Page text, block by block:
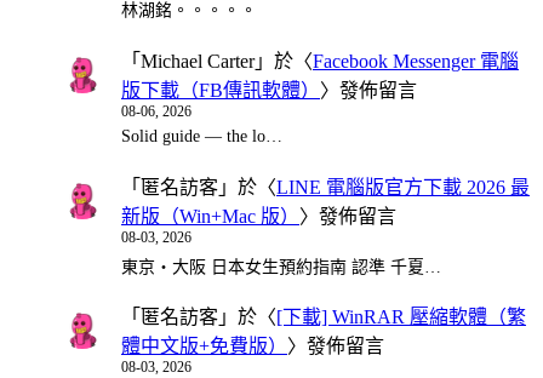
林湖銘。。。。。
「 Michael Carter」於〈Facebook Messenger 電腦
版下載（FB傳訊軟體） 〉發佈留言
08-06, 2026
Solid guide — the lo…
「 匿名訪客 」於〈LINE 電腦版官方下載 2026 最
新版（Win+Mac 版） 〉發佈留言
08-03, 2026
東京・大阪 日本女生預約指南 認準 千夏…
「 匿名訪客 」於〈[下載] WinRAR 壓縮軟體（繁
體中文版+免費版） 〉發佈留言
08-03, 2026